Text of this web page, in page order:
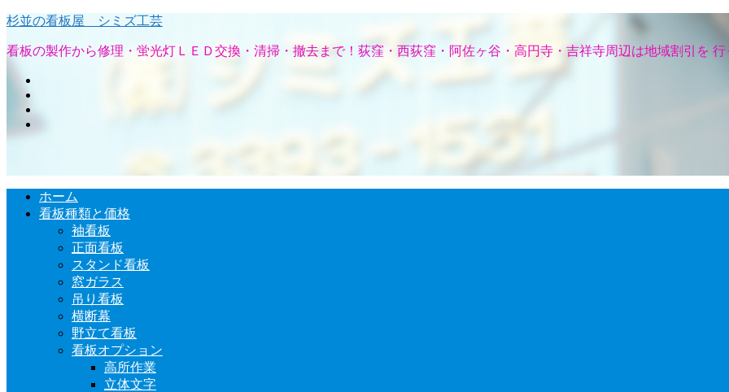
杉並の看板屋 シミズ工芸
看板の製作から修理・蛍光灯ＬＥＤ交換・清掃・撤去まで！荻窪・西荻窪・阿佐ヶ谷・高円寺・吉祥寺周辺は地域割引を 行
ホーム
看板種類と価格
袖看板
正面看板
スタンド看板
窓ガラス
吊り看板
横断幕
野立て看板
看板オプション
高所作業
立体文字